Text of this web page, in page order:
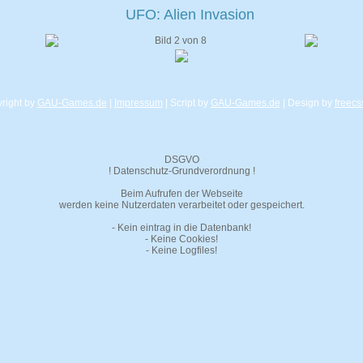
UFO: Alien Invasion
Bild 2 von 8
by GAU-Games.de Impressum | Script by GAU-Games.de | Design by
DSGVO
! Datenschutz-Grundverordnung !
Beim Aufrufen der Webseite
werden keine Nutzerdaten verarbeitet oder gespeichert.
- Kein eintrag in die Datenbank!
- Keine Cookies!
- Keine Logfiles!